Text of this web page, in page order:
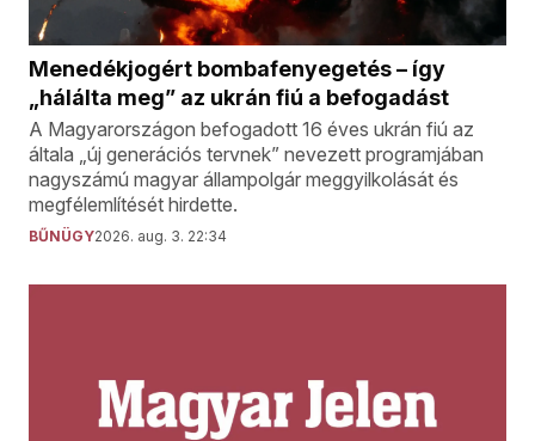
Menedékjogért bombafenyegetés – így
„hálálta meg” az ukrán fiú a befogadást
A Magyarországon befogadott 16 éves ukrán fiú az
általa „új generációs tervnek” nevezett programjában
nagyszámú magyar állampolgár meggyilkolását és
megfélemlítését hirdette.
BŰNÜGY2026. aug. 3. 22:34